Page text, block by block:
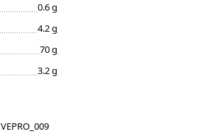
0.6 g
4.2 g
70 g
3.2 g
VEPRO_009